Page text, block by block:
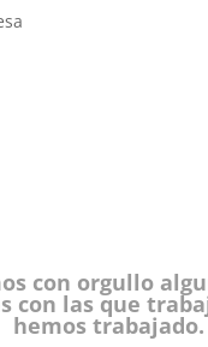
con orgullo
con las que
hemos trabajado.